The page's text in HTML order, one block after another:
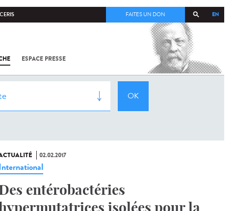
CERIS EN
FAITES UN DON
ESPACE PRESSE
COV-2 /
L'INSTITUT
PASTEUR
02.02.2017
entérobactéries
isolées pour la